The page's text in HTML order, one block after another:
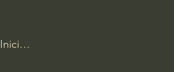
Iniciar sesión